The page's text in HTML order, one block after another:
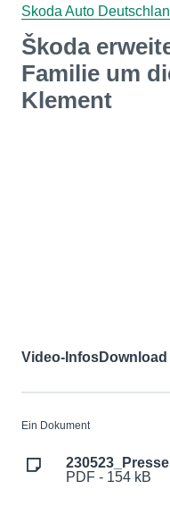
Skoda Auto
Škoda
Familie um
Klement
Video-InfosDownload
Ein Dokument
PDF - 154 kB